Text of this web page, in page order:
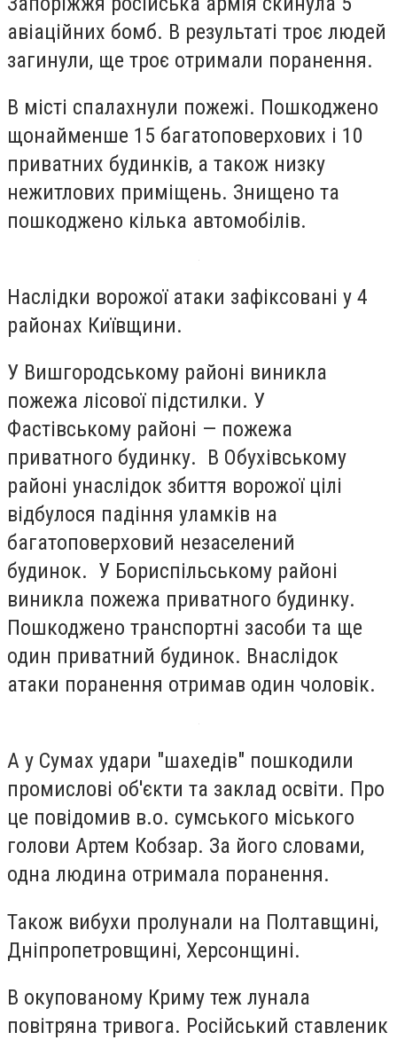
авіаційних бомб. В результаті троє людей
загинули, ще троє отримали поранення.
В місті спалахнули пожежі. Пошкоджено
щонайменше 15 багатоповерхових і 10
приватних будинків, а також низку
нежитлових приміщень. Знищено та
пошкоджено кілька автомобілів.
Наслідки ворожої атаки зафіксовані у 4
районах Київщини.
У Вишгородському районі виникла
пожежа лісової підстилки. У
Фастівському районі — пожежа
приватного будинку. В Обухівському
районі унаслідок збиття ворожої цілі
відбулося падіння уламків на
багатоповерховий незаселений
будинок. У Бориспільському районі
виникла пожежа приватного будинку.
Пошкоджено транспортні засоби та ще
один приватний будинок. Внаслідок
атаки поранення отримав один чоловік.
А у Сумах удари "шахедів" пошкодили
промислові об'єкти та заклад освіти. Про
це повідомив в.о. сумського міського
голови Артем Кобзар. За його словами,
одна людина отримала поранення.
Також вибухи пролунали на Полтавщині,
Дніпропетровщині, Херсонщині.
В окупованому Криму теж лунала
повітряна тривога. Російський ставленик